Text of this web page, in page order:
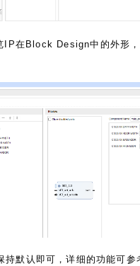
IP在Block Design中的外形，
持默认即可，详细的功能可参